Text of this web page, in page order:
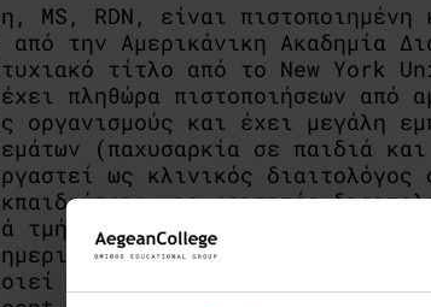
MS, RDN, είναι πιστοποιημένη
από την Αμερικάνικη Ακαδημία
τίτλο από το New
πληθώρα πιστοποιήσεων από
οργανισμούς και έχει μεγάλη
(παχυσαρκία σε παιδιά
ως κλινικός διαιτολόγος
για φοιτητές
τμήματα ενώ 2015 ίδρυσε το μη
παρέχει διατροφική
συστηματικά ομιλίες,